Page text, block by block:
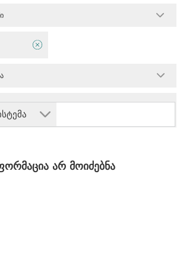
არ მოიძებნა